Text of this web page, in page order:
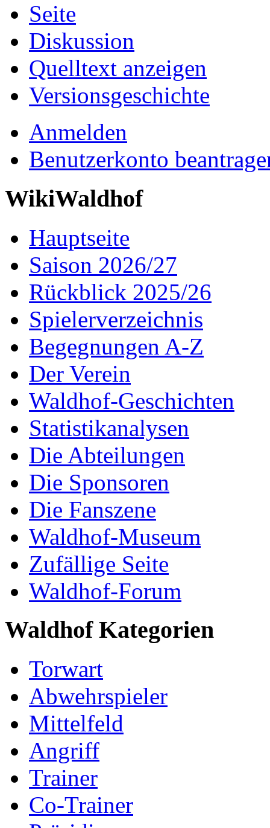
Seite
Diskussion
Quelltext anzeigen
Versionsgeschichte
Anmelden
Benutzerkonto
WikiWaldhof
Hauptseite
Saison 2026/27
Rückblick 2025/26
Spielerverzeichnis
Begegnungen A-Z
Der Verein
Waldhof-Geschichten
Statistikanalysen
Die Abteilungen
Die Sponsoren
Die Fanszene
Waldhof-Museum
Zufällige Seite
Waldhof-Forum
Waldhof Kategorien
Torwart
Abwehrspieler
Mittelfeld
Angriff
Trainer
Co-Trainer